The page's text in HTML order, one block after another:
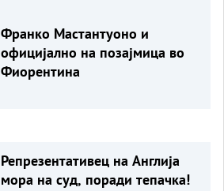
Франко Мастантуоно и
официјално на позајмица во
Фиорентина
Репрезентативец на Англија
мора на суд, поради тепачка!